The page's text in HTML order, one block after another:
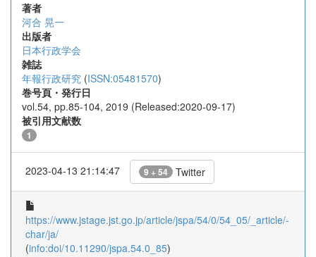
著者
河合 晃一
出版者
日本行政学会
雑誌
年報行政研究 (ISSN:05481570)
巻号頁・発行日
vol.54, pp.85-104, 2019 (Released:2020-09-17)
被引用文献数
1
2023-04-13 21:14:47 9 + 54 Twitter
https://www.jstage.jst.go.jp/article/jspa/54/0/54_05/_article/-
char/ja/
(info:doi/10.11290/jspa.54.0_85)